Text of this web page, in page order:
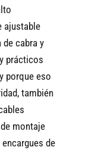
ajustable
cabra y
prácticos
porque eso
también
montaje
de